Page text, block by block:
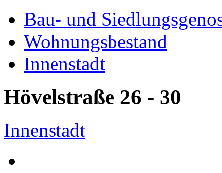
Bau- und
Wohnungsbestand
Innenstadt
Hövelstraße 26 - 30
Innenstadt